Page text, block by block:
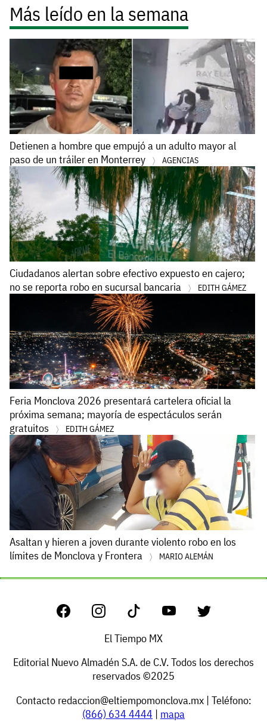
Más leído en la semana
Detienen a hombre que empujó a un adulto mayor al
paso de un tráiler en Monterrey
AGENCIAS
Ciudadanos alertan sobre efectivo expuesto en cajero;
no se reporta robo en sucursal bancaria
EDITH GÁMEZ
Feria Monclova 2026 presentará cartelera oficial la
próxima semana; mayoría de espectáculos serán
gratuitos
EDITH GÁMEZ
Asaltan y hieren a joven durante violento robo en los
límites de Monclova y Frontera
MARIO ALEMÁN
El Tiempo MX
Editorial Nuevo Almadén S.A. de C.V. Todos los derechos
reservados ©2025
Contacto redaccion@eltiempomonclova.mx| Teléfono:
(866) 634 4444 | mapa